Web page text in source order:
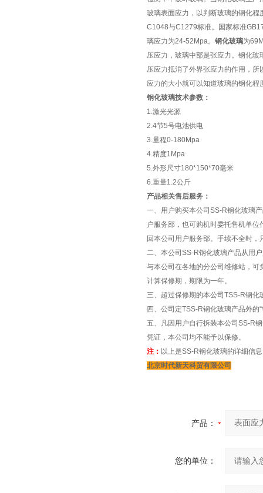
玻璃表面应力，以判断玻璃的钢化
C1048与C1279标准。国家标准
璃应力为24-52Mpa。 钢化玻璃为
压应力，玻璃中部是张应力。钢化
压应力抵消了外界张应力的作用，
应力的大小就可以知道玻璃的钢化
钢化玻璃技术参数：
1.激光光源
2.4节5号电池供电
3.量程0-180Mpa
4.精度1Mpa
5.外形尺寸180*150*70毫米
6.重量1.2公斤
产品相关售后服务：
一、用户购买本公司SS-R钢化玻璃
户服务部，也可购机时委托售机单
回本公司用户服务部。手续不全时，
二、本公司SS-R钢化玻璃产品从用
与本公司在各地的分公司维修站，
计算保修期，期限为一年。
三、超过保修期的本公司TSS-R钢
四、公司定TSS-R钢化玻璃产品外
五、凡因用户自行拆装本公司SS-R
凭证，本公司均不能予以保修。
注： 以上是SS-R钢化玻璃的详细信
北京时代新天科贸有限公司
产品：
您的单位：